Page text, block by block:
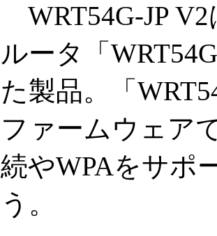
WRT54G-JP
ルータ「
た製品。「
ファームウェア
続やWPAをサポ
う。